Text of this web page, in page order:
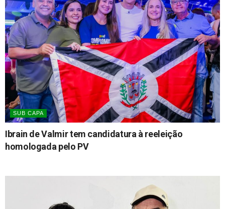
SUB CAPA
Ibrain de Valmir tem candidatura à reeleição
homologada pelo PV